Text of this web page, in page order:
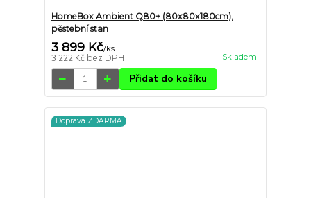
HomeBox Ambient Q80+ (80x80x180cm),
pěstební stan
3 899 Kč/ks
3 222 Kč bez DPH Skladem
Přidat do košíku
Doprava ZDARMA